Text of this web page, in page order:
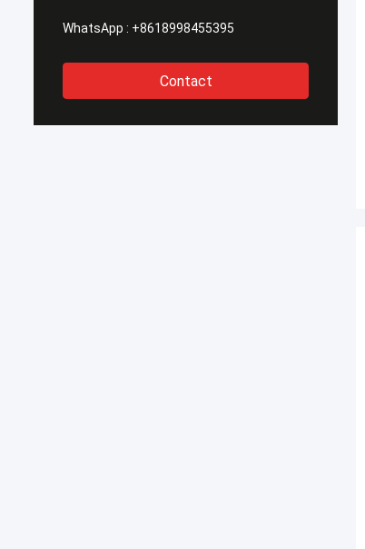
WhatsApp : +8618998455395
Contact